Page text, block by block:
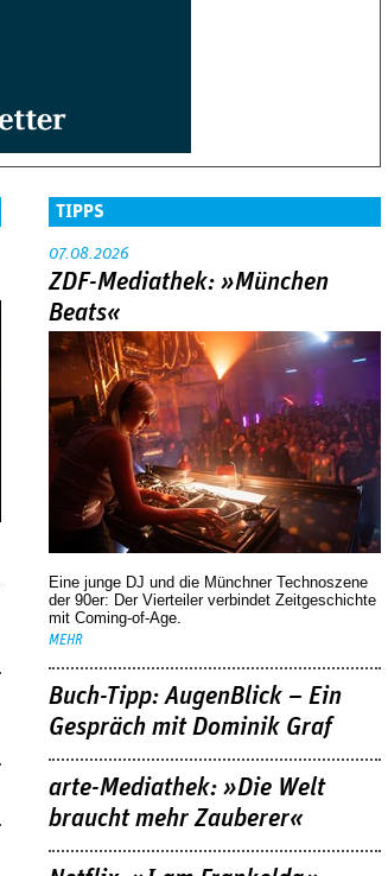
TIPPS
07.08.2026
ZDF-Mediathek: »München
Beats«
Eine junge DJ und die Münchner Technoszene
der 90er: Der Vierteiler verbindet Zeitgeschichte
mit Coming-of-Age.
MEHR
Buch-Tipp: AugenBlick – Ein
Gespräch mit Dominik Graf
arte-Mediathek: »Die Welt
braucht mehr Zauberer«